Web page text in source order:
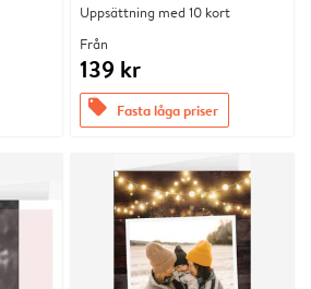
Uppsättning med 10 kort
Från
139 kr
offers Fasta låga priser